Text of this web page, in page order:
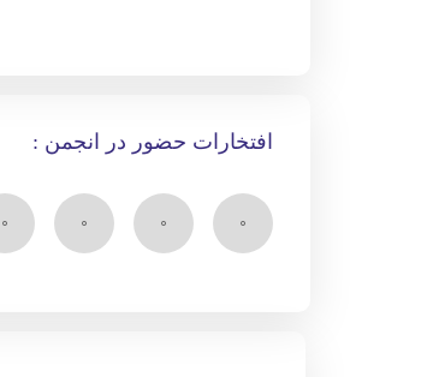
افتخارات حضور در انجمن :
۰ ۰ ۰ ۰